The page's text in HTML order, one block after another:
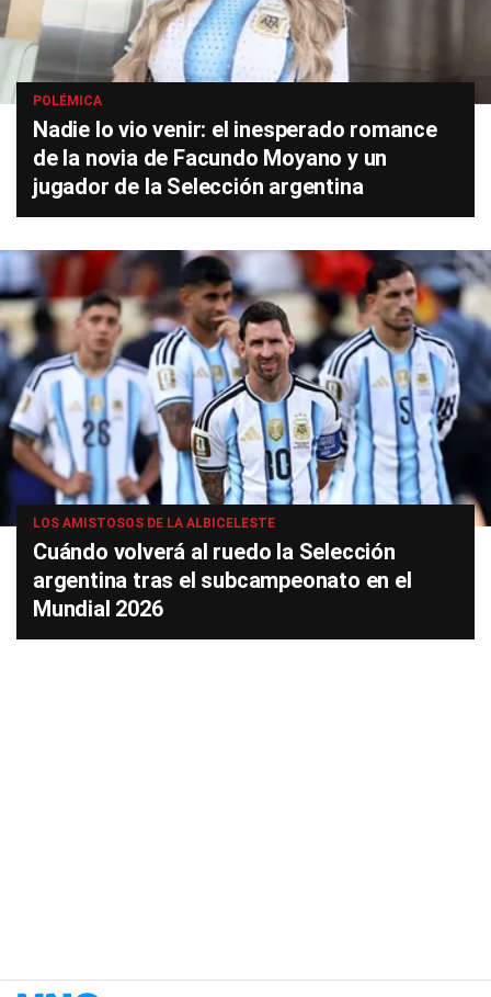
POLÉMICA
Nadie lo vio venir: el inesperado romance
de la novia de Facundo Moyano y un
jugador de la Selección argentina
LOS AMISTOSOS DE LA ALBICELESTE
Cuándo volverá al ruedo la Selección
argentina tras el subcampeonato en el
Mundial 2026